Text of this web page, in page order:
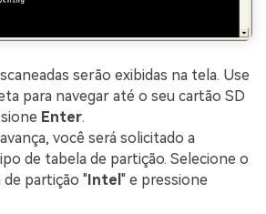
serão exibidas na tela. Use
para navegar até o seu cartão SD
Enter.
você será solicitado a
de tabela de partição. Selecione o
partição "Intel " e pressione